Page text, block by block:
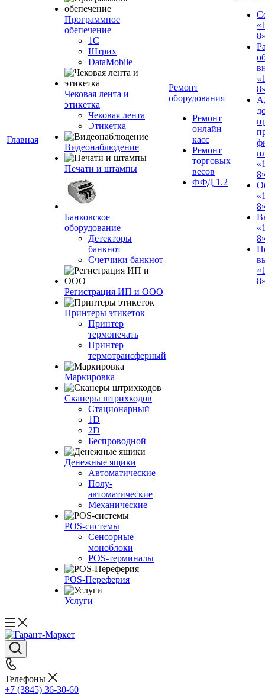
Главная
Программное
обепечение
1С
Штрих
DataMobile
Чековая лента и
этикетка
Чековая лента
Этикетка
Видеонаблюдение
Печати и штампы
Банковское
оборудование
Детекторы
банкнот
Счетчики банкнот
Регистрация ИП и ООО
Принтеры этикеток
Принтер
термопечать
Принтер
термотрансферный
Маркировка
Сканеры штрихкодов
Стационарный
1D
2D
Беспроводной
Денежные ящики
Автоматические
Полу-
автоматические
Механические
POS-системы
Сенсорные
моноблоки
POS-терминалы
POS-Переферия
Услуги
Ремонт
оборудования
Ремонт
онлайн
касс
Ремонт
торговых
весов
ФФД 1.2
Телефоны
+7 (3845) 36-30-60